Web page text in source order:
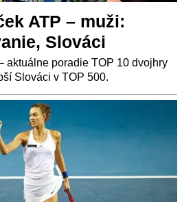
ATP – muži:
Slováci
aktuálne poradie TOP 10 dvojhry
Slováci v TOP 500.